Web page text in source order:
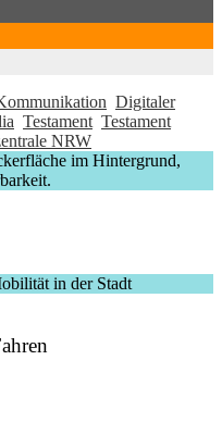
Digitaler
Testament Testament
NRW